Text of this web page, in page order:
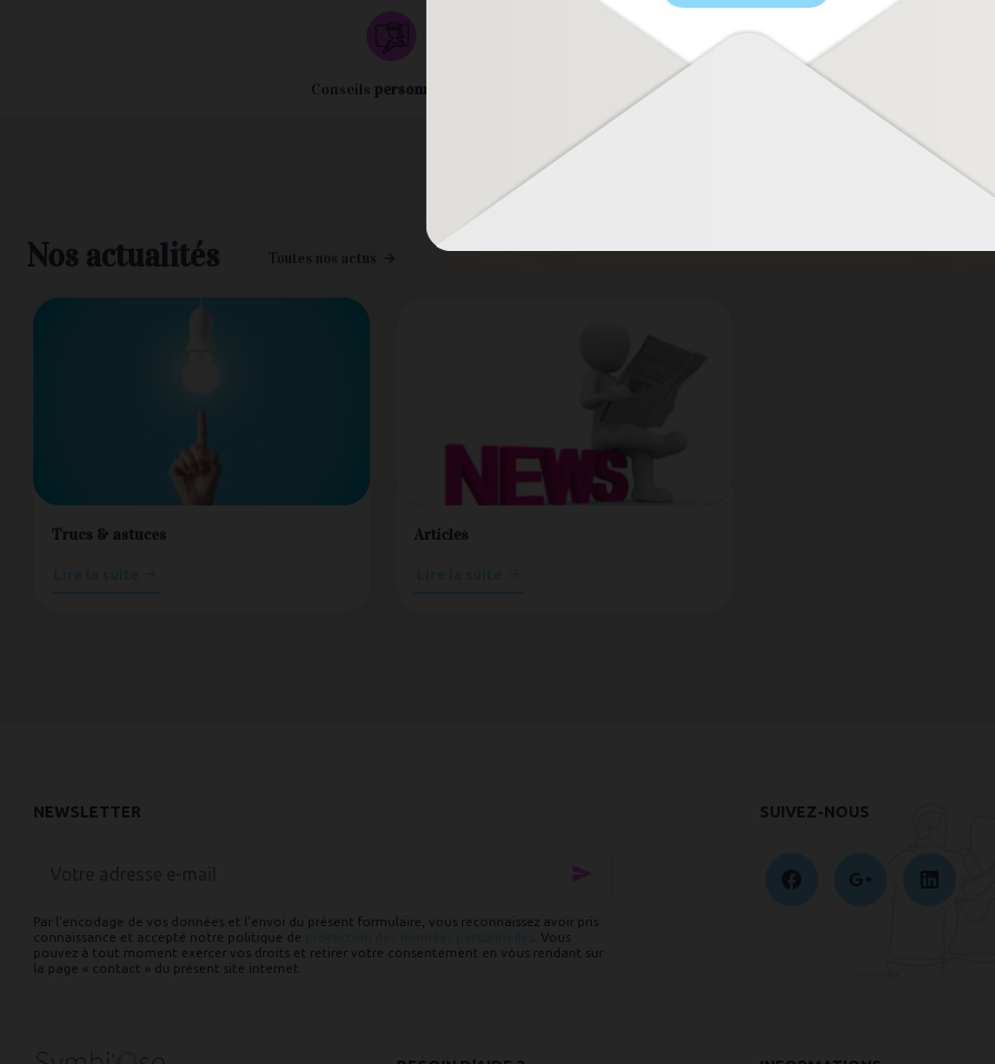
Conseils personnalisés Une approche pragmatique
Nos actualités Toutes nos actus
Trucs & astuces Articles
NEWSLETTER
Par l'encodage de vos données et l'envoi du présent formulaire, vous reconnaissez avoir pris
connaissance et accepté notre politique de
. Vous
pouvez à tout moment exercer vos droits et retirer votre consentement en vous rendant sur
la page « contact » du présent site internet.
SUIVEZ-NOUS